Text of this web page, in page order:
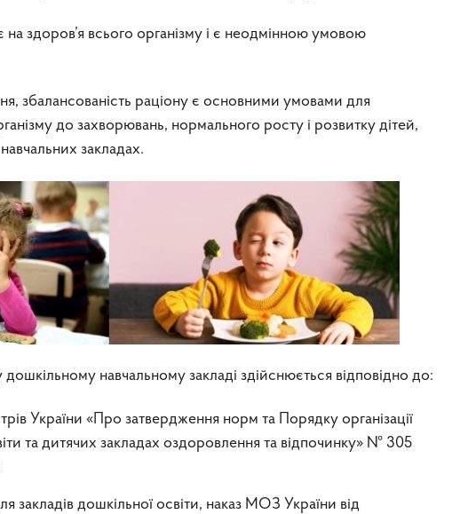
здоров’я всього організму і є неодмінною умовою
збалансованість раціону є основними умовами для
до захворювань, нормального росту і розвитку дітей,
закладах.
дошкільному навчальному закладі здійснюється відповідно до:
України «Про затвердження норм та Порядку організації
та дитячих закладах оздоровлення та відпочинку» № 305
закладів дошкільної освіти, наказ МОЗ України від